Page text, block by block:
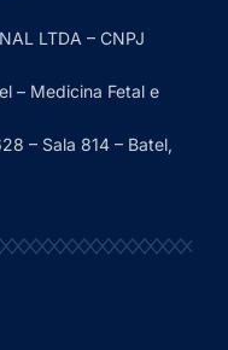
LTDA – CNPJ
– Medicina Fetal e
– Sala 814 – Batel,